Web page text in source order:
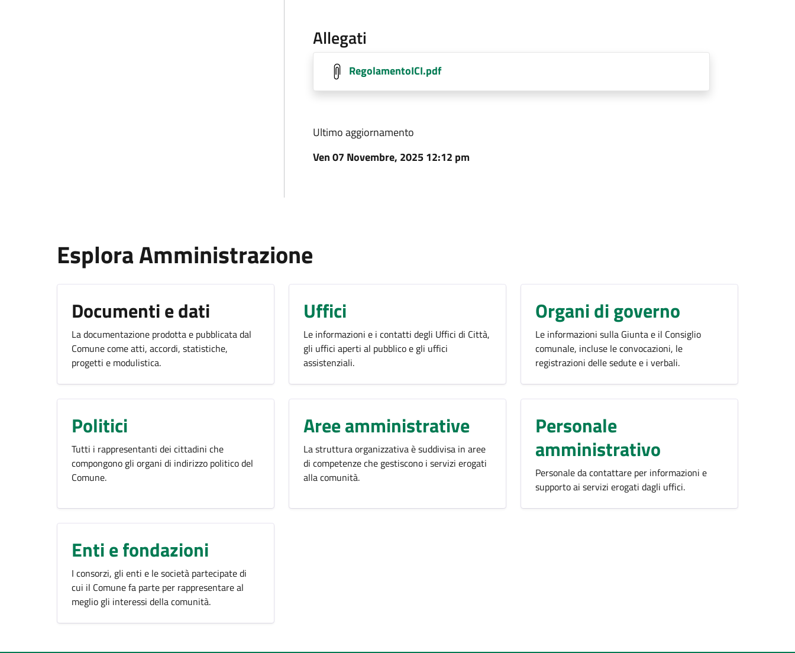
Allegati
RegolamentoICI.pdf
Ultimo aggiornamento
Ven 07 Novembre, 2025 12:12 pm
Esplora Amministrazione
Documenti e dati
La documentazione prodotta e pubblicata dal
Comune come atti, accordi, statistiche,
progetti e modulistica.
Uffici
Le informazioni e i contatti degli Uffici di Città,
gli uffici aperti al pubblico e gli uffici
assistenziali.
Organi di governo
Le informazioni sulla Giunta e il Consiglio
comunale, incluse le convocazioni, le
registrazioni delle sedute e i verbali.
Politici
Tutti i rappresentanti dei cittadini che
compongono gli organi di indirizzo politico del
Comune.
Aree amministrative
La struttura organizzativa è suddivisa in aree
di competenze che gestiscono i servizi erogati
alla comunità.
Personale
amministrativo
Personale da contattare per informazioni e
supporto ai servizi erogati dagli uffici.
Enti e fondazioni
I consorzi, gli enti e le società partecipate di
cui il Comune fa parte per rappresentare al
meglio gli interessi della comunità.